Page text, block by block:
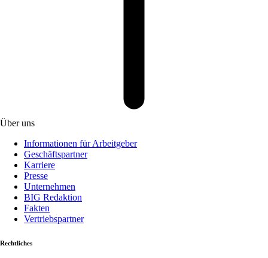
Über uns
Informationen für Arbeitgeber
Geschäftspartner
Karriere
Presse
Unternehmen
BIG Redaktion
Fakten
Vertriebspartner
Rechtliches